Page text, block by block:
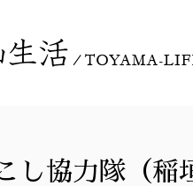
し協力隊（稲